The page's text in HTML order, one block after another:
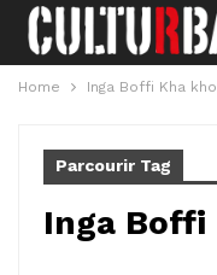
Home Inga Boffi Kha
Parcourir Tag
Inga Boffi